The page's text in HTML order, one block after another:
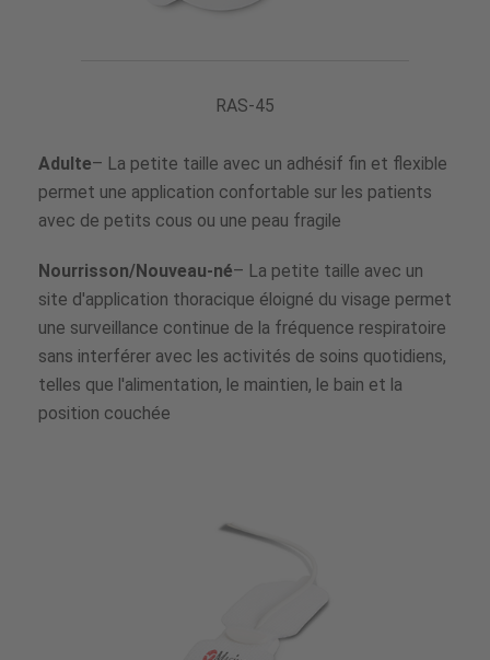
RAS-45
Adulte– La petite taille avec un adhésif fin et flexible
permet une application confortable sur les patients
avec de petits cous ou une peau fragile
Nourrisson/Nouveau-né– La petite taille avec un
site d'application thoracique éloigné du visage permet
une surveillance continue de la fréquence respiratoire
sans interférer avec les activités de soins quotidiens,
telles que l'alimentation, le maintien, le bain et la
position couchée